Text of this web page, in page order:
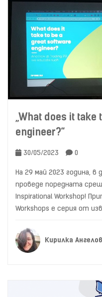
„What does it take
engineer?“
30/05/2023 0
На 29 май 2023 година, в
проведе поредната
Inspirational Workshop!
Workshops е серия от
Кирилка